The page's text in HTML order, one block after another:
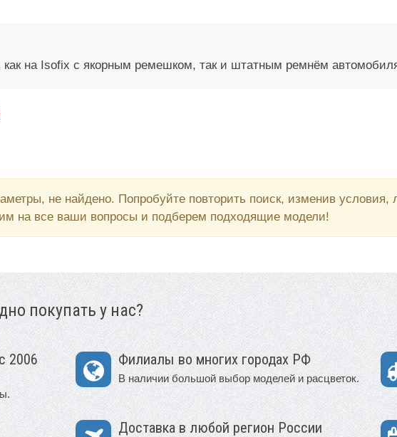
как на Isofix с якорным ремешком, так и штатным ремнём
не найдено. Попробуйте повторить поиск, изменив
на все ваши вопросы и подберем подходящие модели!
покупать у нас?
2006
Филиалы во многих городах РФ
В наличии большой выбор моделей и расцветок.
Доставка в любой регион России